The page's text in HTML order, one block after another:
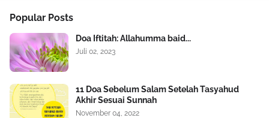
Popular Posts
Doa Iftitah: Allahumma baid...
Juli 02, 2023
11 Doa Sebelum Salam Setelah Tasyahud
Akhir Sesuai Sunnah
November 04, 2022